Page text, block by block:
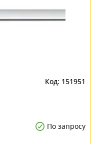
151951
По запросу